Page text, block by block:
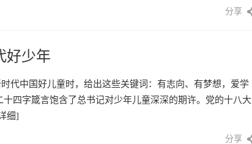
分享
好少年
代中国好儿童时，给出这些关键词：有志向、有梦想，爱学
四字箴言饱含了总书记对少年儿童深深的期许。党的十八大
细]
分享